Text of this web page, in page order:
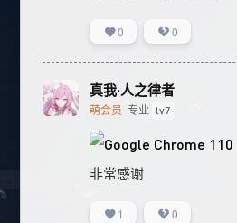
0 0
真我·人之律者
萌会员 专业 lv7
非常感谢
1 0